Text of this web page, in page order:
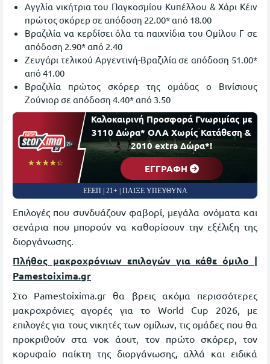
Αγγλία νικήτρια του Παγκοσμίου Κυπέλλου & Χάρι Κέιν
πρώτος σκόρερ σε απόδοση 22.00* από 18.00
Βραζιλία να κερδίσει όλα τα παιχνίδια του Ομίλου Γ σε
απόδοση 2.90* από 2.40
Ζευγάρι τελικού Αργεντινή-Βραζιλία σε απόδοση 51.00*
από 41.00
Βραζιλία πρώτος σκόρερ της ομάδας ο Βινίσιους
Ζούνιορ σε απόδοση 4.40* από 3.50
☆☆☆☆☆
★★★★★
Καλοκαιρινή Προσφορά Γνωριμίας με
3110 Δώρα* ΟΛΑ Χωρίς Κατάθεση &
2010 extra Δώρα*!
EΓΓΡΑΦΗ
ΕΕΕΠ | 21+ | ΠΑΙΞΕ ΥΠΕΥΘΥΝΑ
Επιλογές που συνδυάζουν φαβορί, μεγάλα ονόματα και
σενάρια που μπορούν να καθορίσουν την εξέλιξη της
διοργάνωσης.
Πλήθος μακροχρόνιων επιλογών για κάθε όμιλο |
Pamestoixima.gr
Στο Pamestoixima.gr θα βρεις ακόμα περισσότερες
μακροχρόνιες αγορές για το World Cup 2026, με
επιλογές για τους νικητές των ομίλων, τις ομάδες που θα
προκριθούν στα νοκ άουτ, τον πρώτο σκόρερ, τον
κορυφαίο παίκτη της διοργάνωσης, αλλά και ειδικά